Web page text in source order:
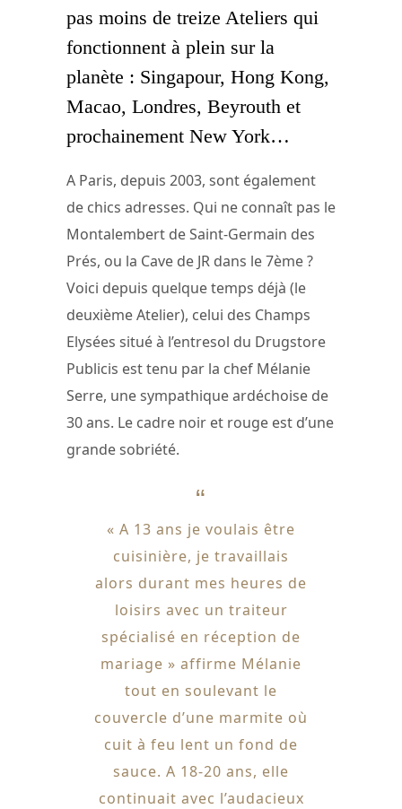
pas moins de treize Ateliers qui
fonctionnent à plein sur la
planète : Singapour, Hong Kong,
Macao, Londres, Beyrouth et
prochainement New York…
A Paris, depuis 2003, sont également
de chics adresses. Qui ne connaît pas le
Montalembert de Saint-Germain des
Prés, ou la Cave de JR dans le 7ème ?
Voici depuis quelque temps déjà (le
deuxième Atelier), celui des Champs
Elysées situé à l’entresol du Drugstore
Publicis est tenu par la chef Mélanie
Serre, une sympathique ardéchoise de
30 ans. Le cadre noir et rouge est d’une
grande sobriété.
« A 13 ans je voulais être
cuisinière, je travaillais
alors durant mes heures de
loisirs avec un traiteur
spécialisé en réception de
mariage » affirme Mélanie
tout en soulevant le
couvercle d’une marmite où
cuit à feu lent un fond de
sauce. A 18-20 ans, elle
continuait avec l’audacieux